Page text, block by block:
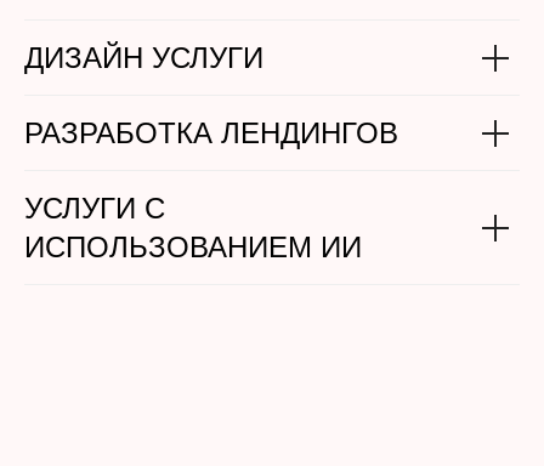
ДИЗАЙН УСЛУГИ
РАЗРАБОТКА ЛЕНДИНГОВ
УСЛУГИ С
ИСПОЛЬЗОВАНИЕМ ИИ